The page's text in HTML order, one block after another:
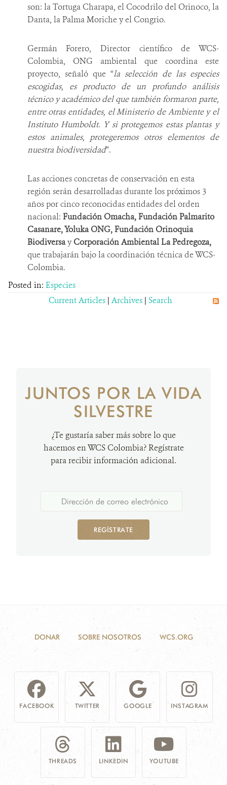
INFORME ANUAL WCS
son: la Tortuga Charapa, el Cocodrilo del Orinoco, la
Danta, la Palma Moriche y el Congrio.
Germán Forero, Director científico de WCS-
Colombia, ONG ambiental que coordina este
proyecto, señaló que “la selección de las especies
escogidas, es producto de un profundo análisis
técnico y académico del que también formaron parte,
entre otras entidades, el Ministerio de Ambiente y el
Instituto Humboldt. Y si protegemos estas plantas y
estos animales, protegeremos otros elementos de
nuestra biodiversidad”.
Las acciones concretas de conservación en esta
región serán desarrolladas durante los próximos 3
años por cinco reconocidas entidades del orden
nacional: Fundación Omacha, Fundación Palmarito
Casanare, Yoluka ONG, Fundación Orinoquia
BiodiversayCorporación Ambiental La Pedregoza,
que trabajarán bajo la coordinación técnica de WCS-
Colombia.
Posted in: Especies
Current Articles | Archives | Search
JUNTOS POR LA VIDA
SILVESTRE
¿Te gustaría saber más sobre lo que
hacemos en WCS Colombia? Regístrate
para recibir información adicional.
REGÍSTRATE
DONAR SOBRE NOSOTROS WCS.ORG
FACEBOOK TWITTER GOOGLE INSTAGRAM
THREADS LINKEDIN YOUTUBE